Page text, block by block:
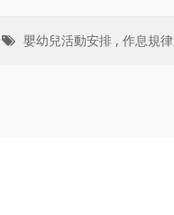
嬰幼兒活動安排 , 作息規律